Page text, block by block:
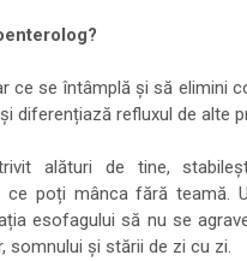
ce se întâmplă și să elimini
diferențiază refluxul de alte
alături de tine,
poți mânca fără teamă.
esofagului să nu se
somnului și stării de zi cu zi.